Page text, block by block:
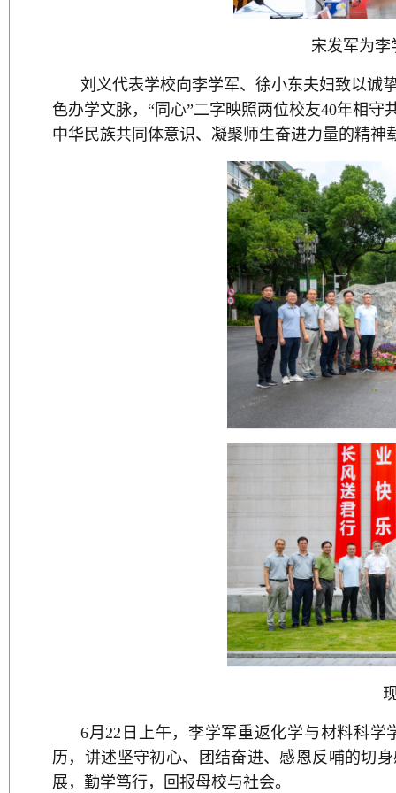
宋发军为李
刘义代表学校向李学军、徐小东夫妇致以诚
色办学文脉，“同心”二字映照两位校友40年相
中华民族共同体意识、凝聚师生奋进力量的精
6月22日上午，李学军重返化学与材料科
历，讲述坚守初心、团结奋进、感恩反哺的切
展，勤学笃行，回报母校与社会。